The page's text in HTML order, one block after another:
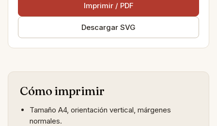
Imprimir / PDF
Descargar SVG
Cómo imprimir
Tamaño A4, orientación vertical, márgenes
normales.